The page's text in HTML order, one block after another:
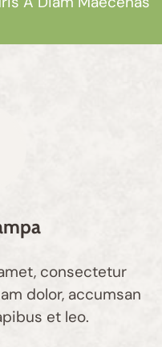
consectetur
dolor, accumsan
et leo.